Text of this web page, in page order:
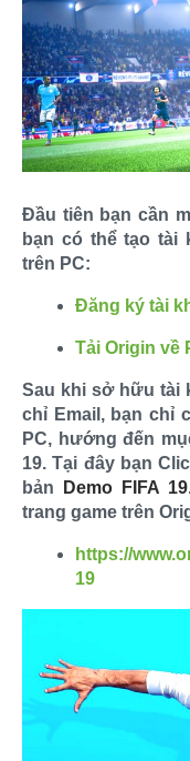
Đầu tiên bạn cần
bạn có thể tạo tài
trên PC:
Đăng ký tài
Tải Origin về
Sau khi sở hữu tài
chỉ Email, bạn chỉ
PC, hướng đến
19. Tại đây bạn
bản
Demo FIFA 19
trang game trên
https://
19